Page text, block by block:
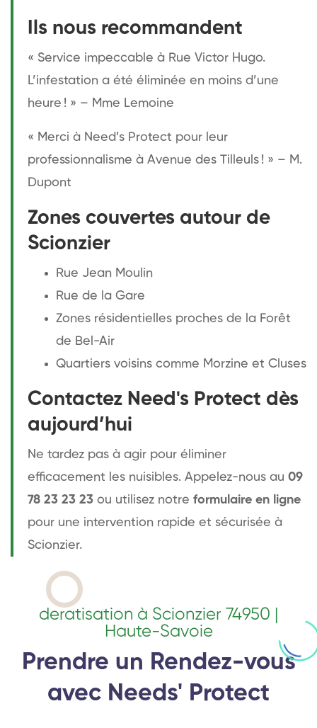
Ils nous recommandent
« Service impeccable à Rue Victor Hugo.
L’infestation a été éliminée en moins d’une
heure ! » – Mme Lemoine
« Merci à Need’s Protect pour leur
professionnalisme à Avenue des Tilleuls ! » – M.
Dupont
Zones couvertes autour de
Scionzier
Rue Jean Moulin
Rue de la Gare
Zones résidentielles proches de la Forêt
de Bel-Air
Quartiers voisins comme Morzine et Cluses
Contactez Need's Protect dès
aujourd’hui
Ne tardez pas à agir pour éliminer
efficacement les nuisibles. Appelez-nous au 09
78 23 23 23 ou utilisez notre formulaire en ligne
pour une intervention rapide et sécurisée à
Scionzier.
deratisation à Scionzier 74950 |
Haute-Savoie
Prendre un Rendez-vous
avec Needs' Protect